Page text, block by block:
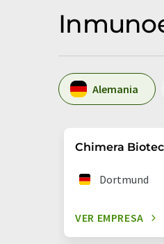
Alemania
Chimera
Dortmund
VER EMPRESA